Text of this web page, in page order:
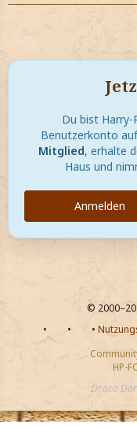
Du bist
Benutzerkonto
Mitglied, erhalte
Haus und
Anmelden
©
•
• •
HP-
Draco